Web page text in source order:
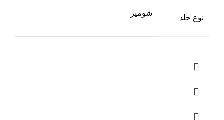
نوع جلد
شومیز